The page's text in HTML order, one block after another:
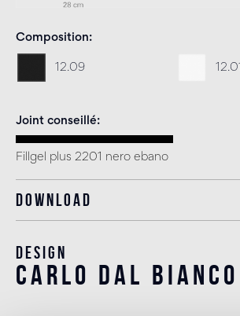
Composition
12.09 12.01
Joint conseillé
Fillgel plus 2201 nero ebano
Download
Design
carlo dal bianco